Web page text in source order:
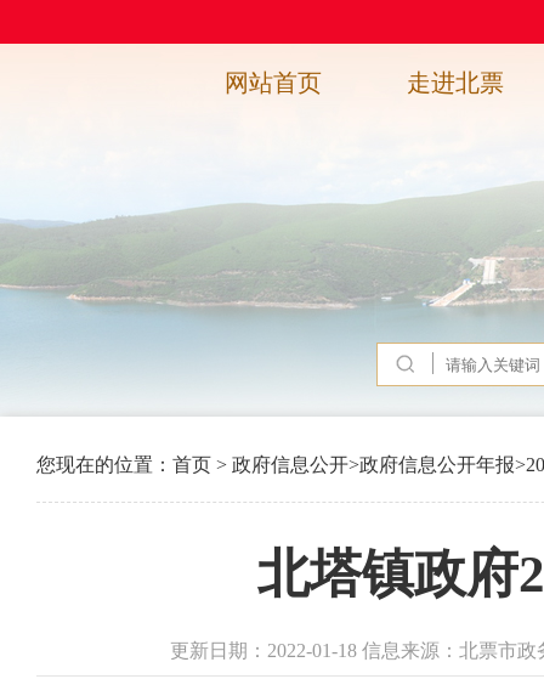
网站首页 走进北票
您现在的位置： 首页 > 政府信息公开>政府信息公开年报>
北塔镇政府
更新日期：2022-01-18 信息来源：北票市